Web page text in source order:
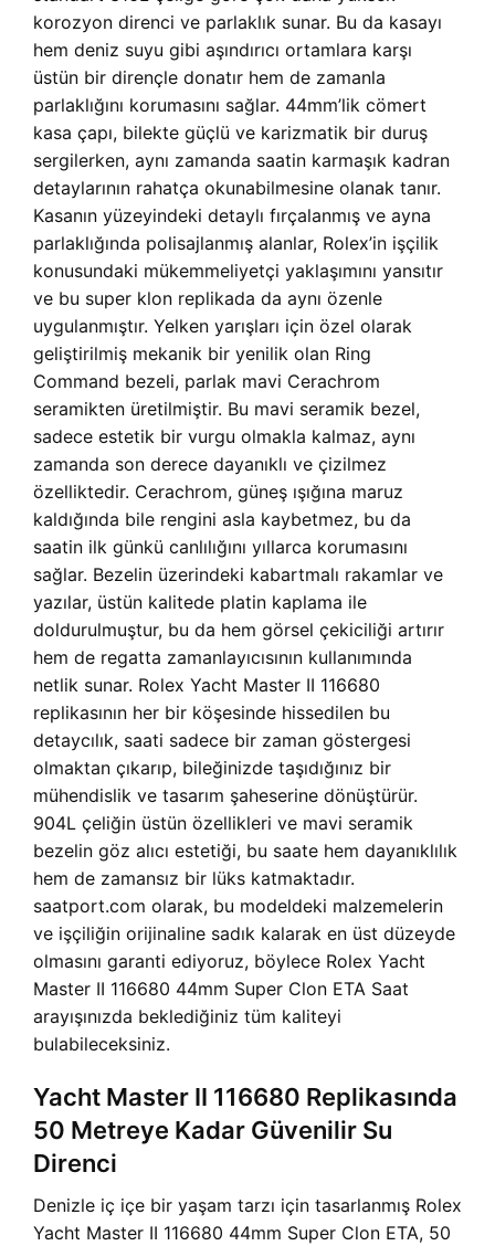
korozyon direnci ve parlaklık sunar. Bu da kasayı
hem deniz suyu gibi aşındırıcı ortamlara karşı
üstün bir dirençle donatır hem de zamanla
parlaklığını korumasını sağlar. 44mm’lik cömert
kasa çapı, bilekte güçlü ve karizmatik bir duruş
sergilerken, aynı zamanda saatin karmaşık kadran
detaylarının rahatça okunabilmesine olanak tanır.
Kasanın yüzeyindeki detaylı fırçalanmış ve ayna
parlaklığında polisajlanmış alanlar, Rolex’in işçilik
konusundaki mükemmeliyetçi yaklaşımını yansıtır
ve bu super klon replikada da aynı özenle
uygulanmıştır. Yelken yarışları için özel olarak
geliştirilmiş mekanik bir yenilik olan Ring
Command bezeli, parlak mavi Cerachrom
seramikten üretilmiştir. Bu mavi seramik bezel,
sadece estetik bir vurgu olmakla kalmaz, aynı
zamanda son derece dayanıklı ve çizilmez
özelliktedir. Cerachrom, güneş ışığına maruz
kaldığında bile rengini asla kaybetmez, bu da
saatin ilk günkü canlılığını yıllarca korumasını
sağlar. Bezelin üzerindeki kabartmalı rakamlar ve
yazılar, üstün kalitede platin kaplama ile
doldurulmuştur, bu da hem görsel çekiciliği artırır
hem de regatta zamanlayıcısının kullanımında
netlik sunar. Rolex Yacht Master II 116680
replikasının her bir köşesinde hissedilen bu
detaycılık, saati sadece bir zaman göstergesi
olmaktan çıkarıp, bileğinizde taşıdığınız bir
mühendislik ve tasarım şaheserine dönüştürür.
904L çeliğin üstün özellikleri ve mavi seramik
bezelin göz alıcı estetiği, bu saate hem dayanıklılık
hem de zamansız bir lüks katmaktadır.
saatport.com olarak, bu modeldeki malzemelerin
ve işçiliğin orijinaline sadık kalarak en üst düzeyde
olmasını garanti ediyoruz, böylece Rolex Yacht
Master II 116680 44mm Super Clon ETA Saat
arayışınızda beklediğiniz tüm kaliteyi
bulabileceksiniz.
Yacht Master II 116680 Replikasında
50 Metreye Kadar Güvenilir Su
Direnci
Denizle iç içe bir yaşam tarzı için tasarlanmış Rolex
Yacht Master II 116680 44mm Super Clon ETA, 50